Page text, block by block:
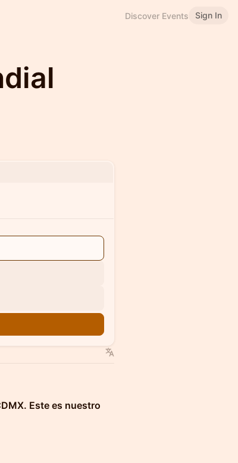
Discover Events Sign In
Este es nuestro